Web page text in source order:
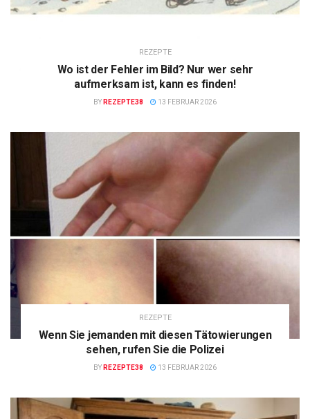
REZEPTE
Wo ist der Fehler im Bild? Nur wer sehr
aufmerksam ist, kann es finden!
BY REZEPTE38 13 FEBRUAR 2026
REZEPTE
Wenn Sie jemanden mit diesen Tätowierungen
sehen, rufen Sie die Polizei
BY REZEPTE38 13 FEBRUAR 2026